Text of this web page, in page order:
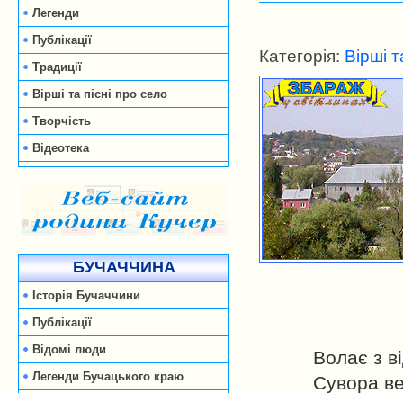
Легенди
Публікації
Традиції
Вірші та пісні про село
Творчість
Відеотека
БУЧАЧЧИНА
Історія Бучаччини
Публікації
Відомі люди
Легенди Бучацького краю
Категорія: Вірші
Волає з
Сувора